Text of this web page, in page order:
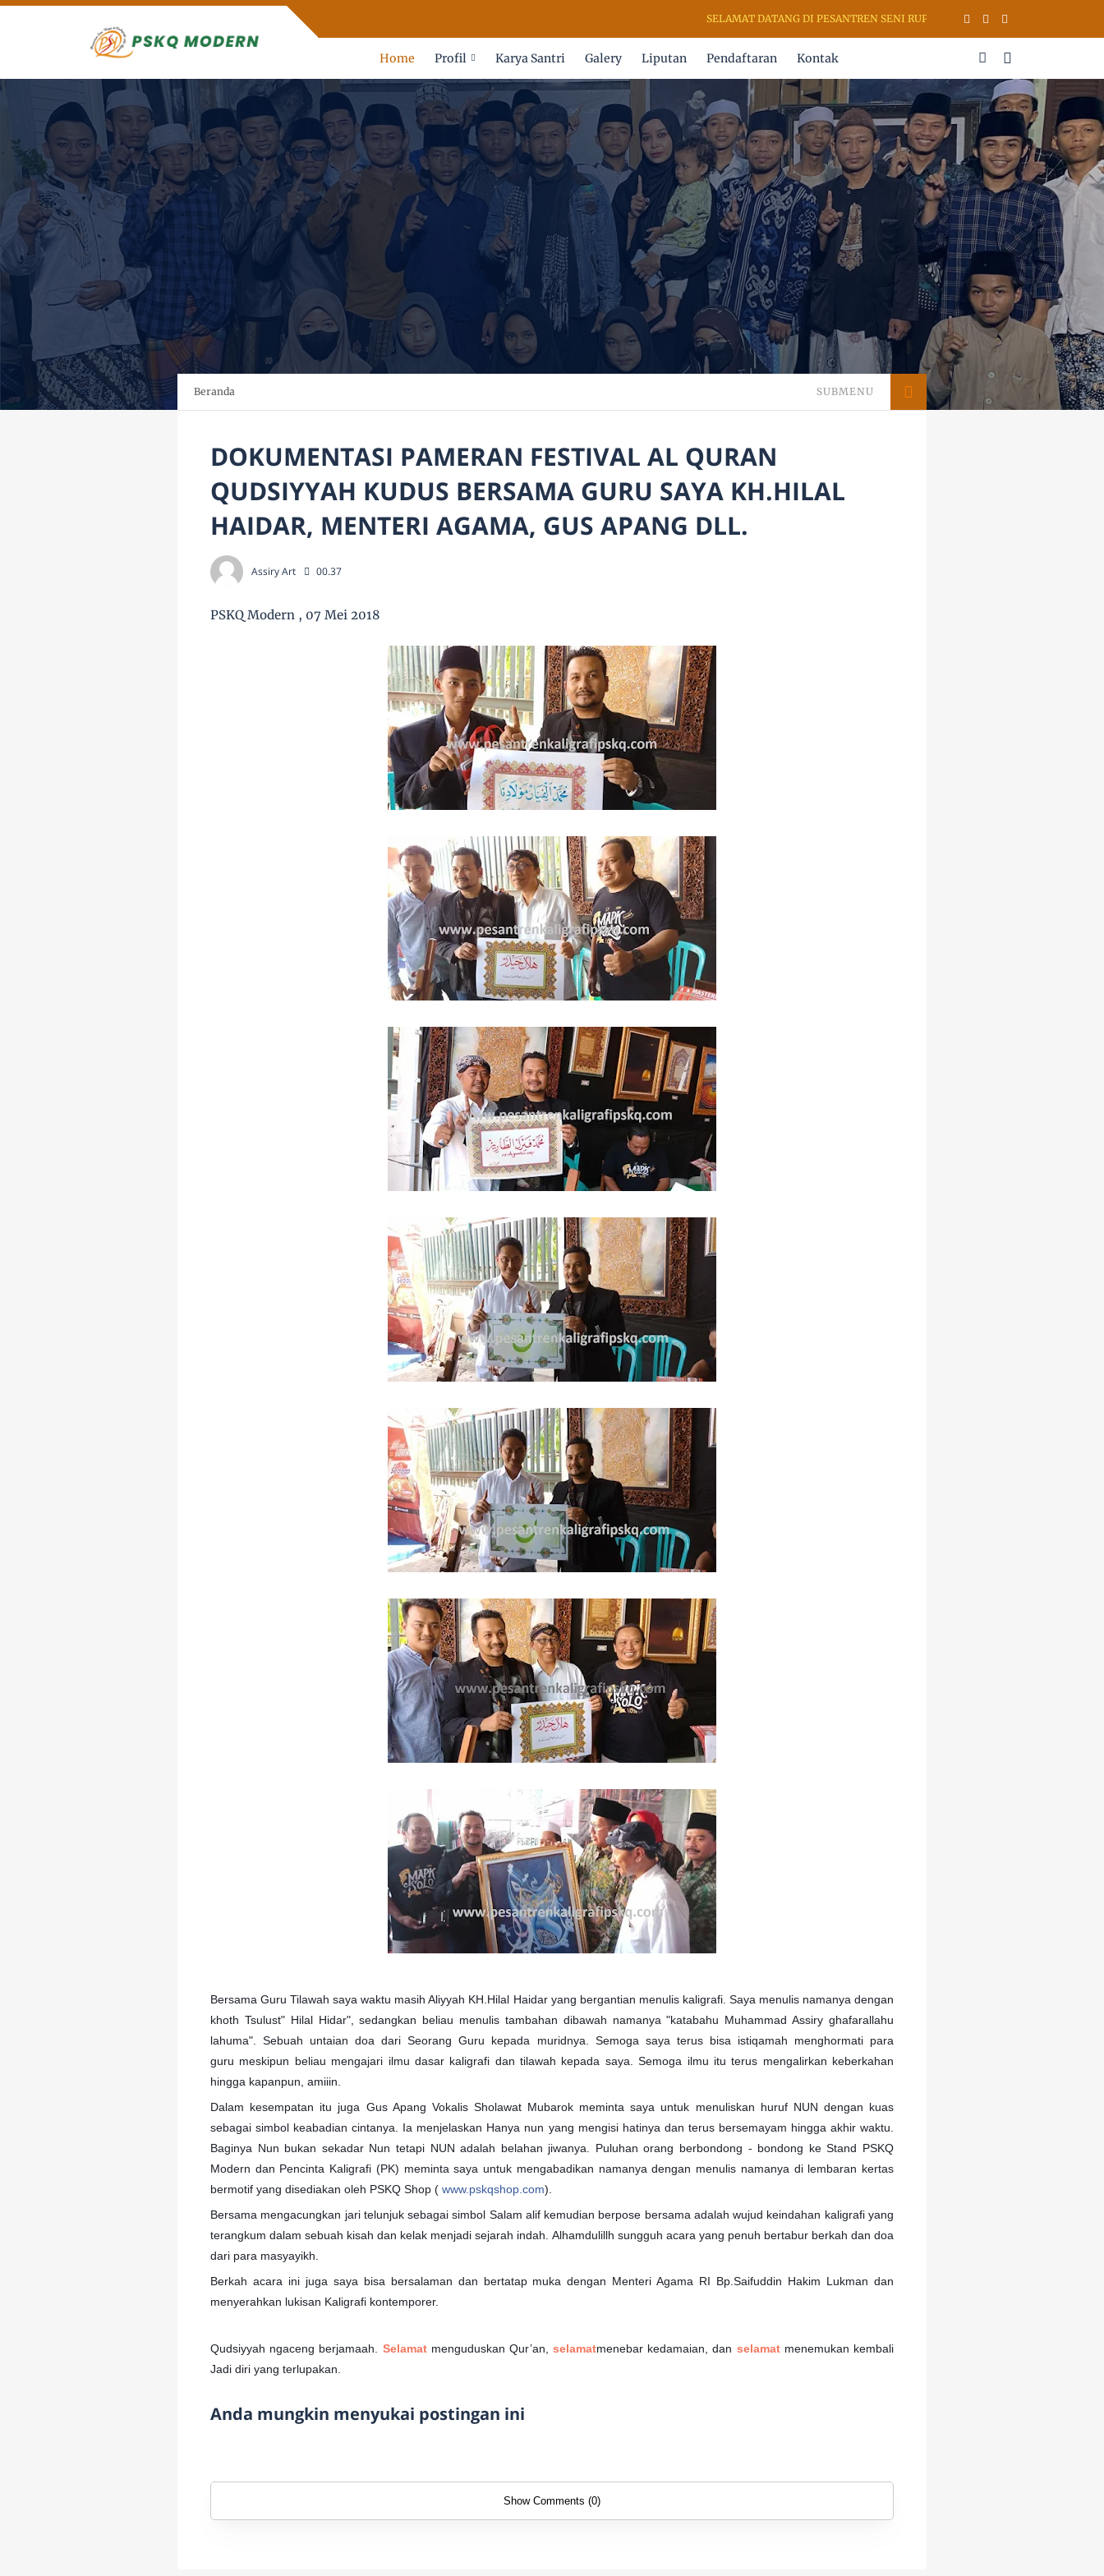
SELAMAT DATANG DI PESANTREN SENI RUPA & KALIGRAFI AL QURAN (PSKQ
Home Profil Karya Santri Galery Liputan Pendaftaran Kontak
Beranda SUBMENU
DOKUMENTASI PAMERAN FESTIVAL AL QURAN
QUDSIYYAH KUDUS BERSAMA GURU SAYA KH.HILAL
HAIDAR, MENTERI AGAMA, GUS APANG DLL.
Assiry Art 00.37
PSKQ Modern , 07 Mei 2018
Bersama Guru Tilawah saya waktu masih Aliyyah KH.Hilal Haidar yang bergantian menulis kaligrafi. Saya menulis namanya dengan
khoth Tsulust" Hilal Hidar", sedangkan beliau menulis tambahan dibawah namanya "katabahu Muhammad Assiry ghafarallahu
lahuma". Sebuah untaian doa dari Seorang Guru kepada muridnya. Semoga saya terus bisa istiqamah menghormati para
guru meskipun beliau mengajari ilmu dasar kaligrafi dan tilawah kepada saya. Semoga ilmu itu terus mengalirkan keberkahan
hingga kapanpun, amiiin.
Dalam kesempatan itu juga Gus Apang Vokalis Sholawat Mubarok meminta saya untuk menuliskan huruf NUN dengan kuas
sebagai simbol keabadian cintanya. Ia menjelaskan Hanya nun yang mengisi hatinya dan terus bersemayam hingga akhir waktu.
Baginya Nun bukan sekadar Nun tetapi NUN adalah belahan jiwanya. Puluhan orang berbondong - bondong ke Stand PSKQ
Modern dan Pencinta Kaligrafi (PK) meminta saya untuk mengabadikan namanya dengan menulis namanya di lembaran kertas
bermotif yang disediakan oleh PSKQ Shop ( www.pskqshop.com).
Bersama mengacungkan jari telunjuk sebagai simbol Salam alif kemudian berpose bersama adalah wujud keindahan kaligrafi yang
terangkum dalam sebuah kisah dan kelak menjadi sejarah indah. Alhamdulillh sungguh acara yang penuh bertabur berkah dan doa
dari para masyayikh.
Berkah acara ini juga saya bisa bersalaman dan bertatap muka dengan Menteri Agama RI Bp.Saifuddin Hakim Lukman dan
menyerahkan lukisan Kaligrafi kontemporer.
Qudsiyyah ngaceng berjamaah. Selamatmenguduskan Qur’an,selamatmenebar kedamaian, dan selamatmenemukan kembali
Jadi diri yang terlupakan.
Anda mungkin menyukai postingan ini
Show Comments (0)